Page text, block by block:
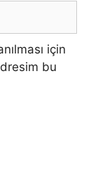
için
bu